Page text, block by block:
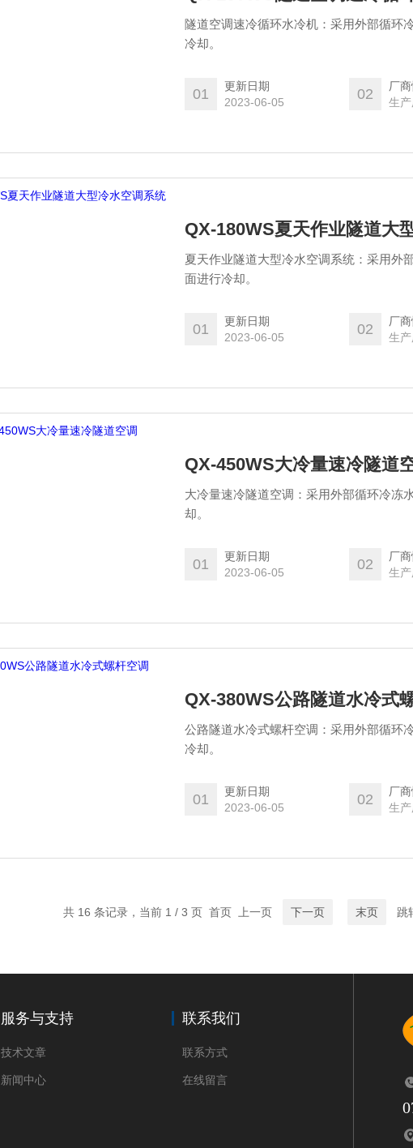
隧道空调速冷循环水冷机：采用外部循环
冷却。
01
更新日期
2023-06-05
02
厂
生
QX-180WS夏天作业隧道大
夏天作业隧道大型冷水空调系统：采用外
面进行冷却。
01
更新日期
2023-06-05
02
厂
生
QX-450WS大冷量速冷隧道
大冷量速冷隧道空调：采用外部循环冷冻
却。
01
更新日期
2023-06-05
02
厂
生
QX-380WS公路隧道水冷式
公路隧道水冷式螺杆空调：采用外部循环
冷却。
01
更新日期
2023-06-05
02
厂
生
共 16 条记录，当前 1 / 3 页 首页 上一页 下一页 末页 跳
服务与支持
技术文章
新闻中心
联系我们
联系方式
在线留言